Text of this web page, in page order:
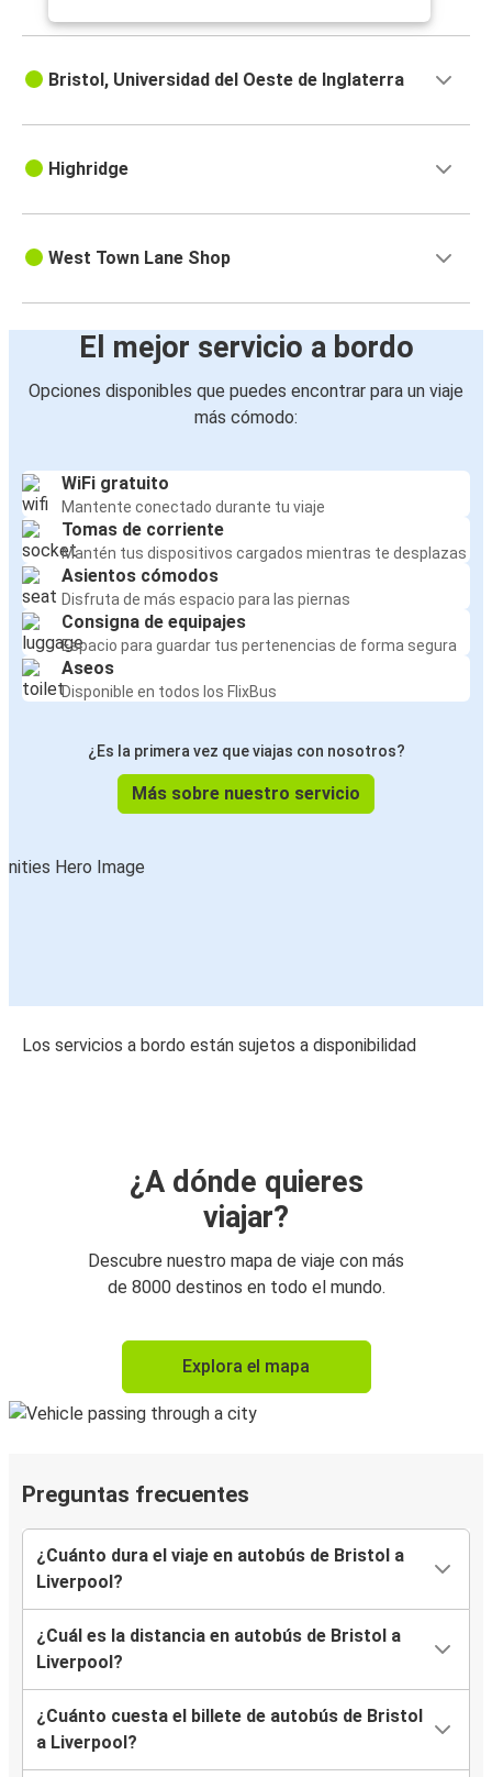
Bristol, Universidad del Oeste de Inglaterra
Highridge
West Town Lane Shop
El mejor servicio a bordo
Opciones disponibles que puedes encontrar para un viaje
más cómodo:
WiFi gratuito
Mantente conectado durante tu viaje
Tomas de corriente
Mantén tus dispositivos cargados mientras te desplazas
Asientos cómodos
Disfruta de más espacio para las piernas
Consigna de equipajes
Espacio para guardar tus pertenencias de forma segura
Aseos
Disponible en todos los FlixBus
¿Es la primera vez que viajas con nosotros?
Más sobre nuestro servicio
Los servicios a bordo están sujetos a disponibilidad
¿A dónde quieres
viajar?
Descubre nuestro mapa de viaje con más
de 8000 destinos en todo el mundo.
Explora el mapa
Preguntas frecuentes
¿Cuánto dura el viaje en autobús de Bristol a
Liverpool?
¿Cuál es la distancia en autobús de Bristol a
Liverpool?
¿Cuánto cuesta el billete de autobús de Bristol
a Liverpool?